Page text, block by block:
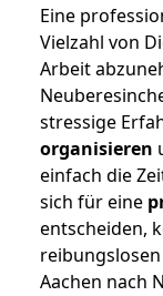
Eine
Vielzahl von
Arbeit
stressige
organisieren
einfach die
sich für eine
entscheiden,
Aachen nach